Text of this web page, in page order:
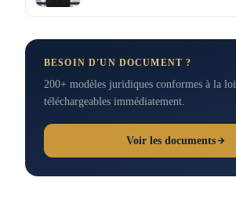
BESOIN D'UN DOCUMENT ?
200+ modèles juridiques conformes à la loi,
téléchargeables immédiatement.
Voir les documents